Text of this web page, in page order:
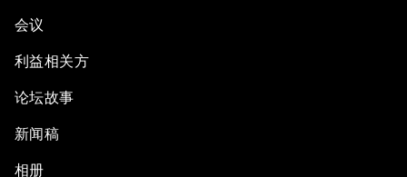
会议
利益相关方
论坛故事
新闻稿
相册